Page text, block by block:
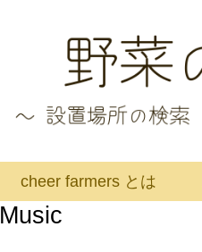
cheer farmers とは
Music